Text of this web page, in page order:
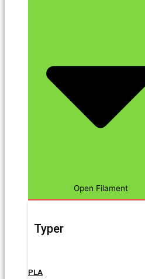
Open Filament
Typer
PLA